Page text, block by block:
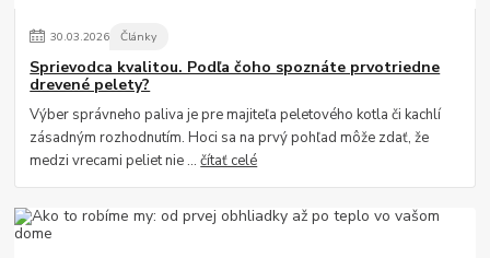
30.03.2026 Články
Sprievodca kvalitou. Podľa čoho spoznáte prvotriedne
drevené pelety?
Výber správneho paliva je pre majiteľa peletového kotla či kachlí
zásadným rozhodnutím. Hoci sa na prvý pohľad môže zdať, že
medzi vrecami peliet nie ...čítať celé